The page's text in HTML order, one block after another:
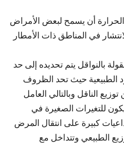
أن يسمح لبعض الأمراض
في المناطق ذات الأمطار
بالنواقل يتم تحديده إلى حد
الطبيعية حيث تحد الظروف
توزيع الناقل وبالتالي العامل
للتغيرات الصغيرة في
كبيرة على انتقال المرض
الطبيعي وتتداخل مع